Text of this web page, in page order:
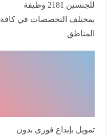
للجنسين 2181 وظيفة
بمختلف التخصصات في كافة
المناطق
تمويل بإيداع فورى بدون